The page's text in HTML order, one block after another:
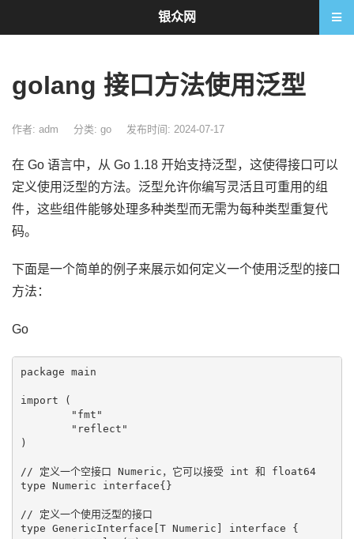
golang 接口方法使用泛型
作者: adm 分类: go 发布时间: 2024-07-17
在 Go 语言中，从 Go 1.18 开始支持泛型，这使得接口可以
定义使用泛型的方法。泛型允许你编写灵活且可重用的组
件，这些组件能够处理多种类型而无需为每种类型重复代
码。
下面是一个简单的例子来展示如何定义一个使用泛型的接口
方法：
Go
package main
import (
)
// 定义一个空接口 Numeric，它可以接受 int 和 float64
type Numeric interface{}
// 定义一个使用泛型的接口
type GenericInterface[T Numeric] interface {
银众网